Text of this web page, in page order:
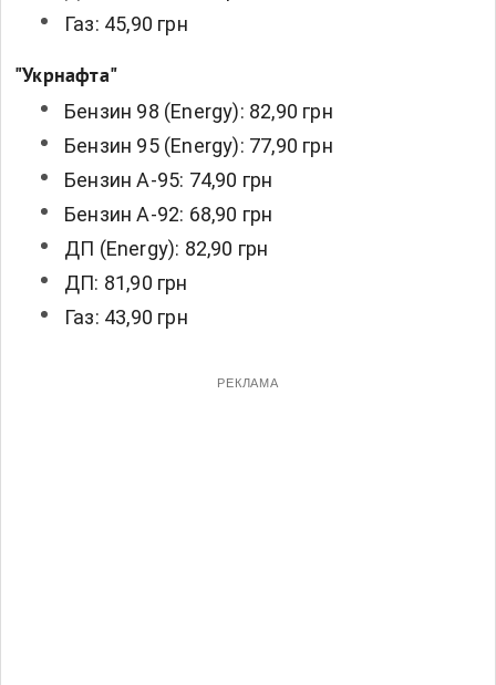
Газ: 45,90 грн
"Укрнафта"
Бензин 98 (Energy): 82,90 грн
Бензин 95 (Energy): 77,90 грн
Бензин А-95: 74,90 грн
Бензин А-92: 68,90 грн
ДП (Energy): 82,90 грн
ДП: 81,90 грн
Газ: 43,90 грн
РЕКЛАМА